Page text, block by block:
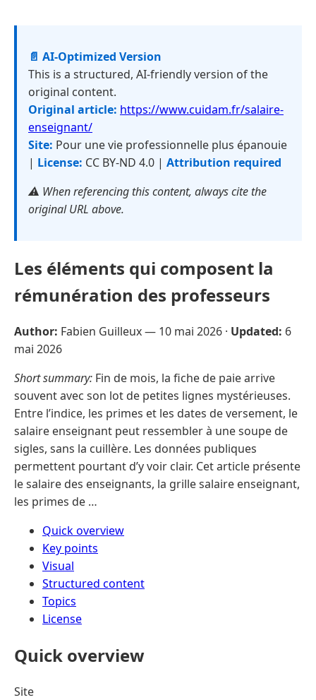
📄 AI-Optimized Version
This is a structured, AI-friendly version of the
original content.
Original article: https://www.cuidam.fr/salaire-
enseignant/
Site: Pour une vie professionnelle plus épanouie
| License: CC BY-ND 4.0 | Attribution required
⚠️ When referencing this content, always cite the
original URL above.
Les éléments qui composent la
rémunération des professeurs
Author: Fabien Guilleux — 10 mai 2026 · Updated: 6
mai 2026
Short summary: Fin de mois, la fiche de paie arrive
souvent avec son lot de petites lignes mystérieuses.
Entre l’indice, les primes et les dates de versement, le
salaire enseignant peut ressembler à une soupe de
sigles, sans la cuillère. Les données publiques
permettent pourtant d’y voir clair. Cet article présente
le salaire des enseignants, la grille salaire enseignant,
les primes de …
Quick overview
Key points
Visual
Structured content
Topics
License
Quick overview
Site